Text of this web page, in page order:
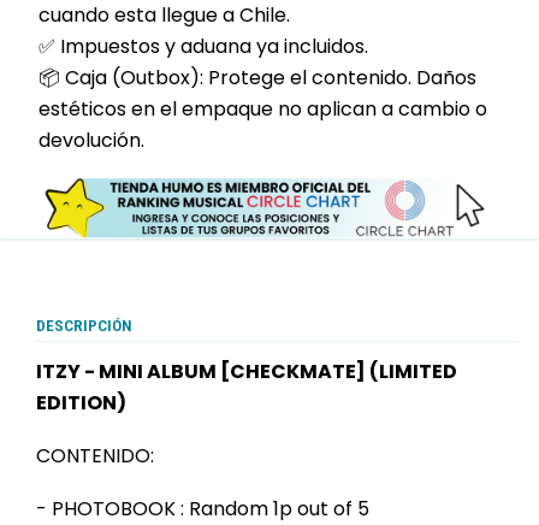
cuando esta llegue a Chile.
✅ Impuestos y aduana ya incluidos.
📦 Caja (Outbox): Protege el contenido. Daños
estéticos en el empaque no aplican a cambio o
devolución.
DESCRIPCIÓN
ITZY - MINI ALBUM [CHECKMATE] (LIMITED
EDITION)
CONTENIDO:
- PHOTOBOOK : Random 1p out of 5